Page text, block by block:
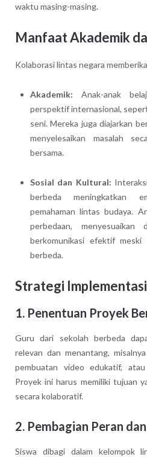
waktu masing-masing.
Manfaat Akademik
Kolaborasi lintas negara
Akademik: Anak-anak
perspektif internasional,
seni. Mereka juga diajarkan
menyelesaikan masalah
bersama.
Sosial dan Kultural:
berbeda meningkatkan
pemahaman lintas budaya.
perbedaan,
berkomunikasi efektif meski
berbeda.
Strategi Implementasi
1. Penentuan Proyek
Guru dari sekolah berbeda
relevan dan menantang,
pembuatan video edukatif,
Proyek ini harus memiliki tujuan
secara kolaboratif.
2. Pembagian Peran
Siswa dibagi dalam kelompok